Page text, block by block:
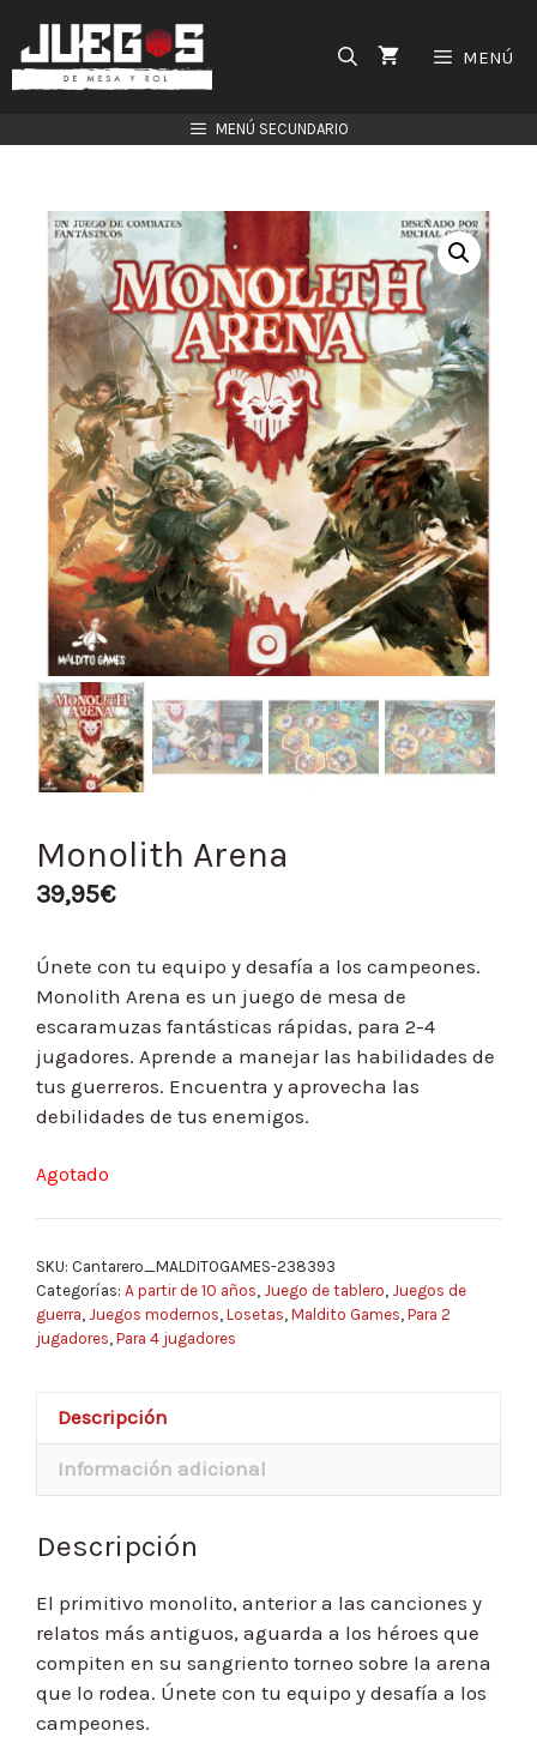
contenido
MENÚ
MENÚ SECUNDARIO
Monolith Arena
39,95€
Únete con tu equipo y desafía a los campeones.
Monolith Arena es un juego de mesa de
escaramuzas fantásticas rápidas, para 2-4
jugadores. Aprende a manejar las habilidades de
tus guerreros. Encuentra y aprovecha las
debilidades de tus enemigos.
Agotado
SKU: Cantarero_MALDITOGAMES-238393
Categorías: A partir de 10 años Juego de tablero Juegos de
guerra Juegos modernos Losetas Maldito Games Para 2
jugadores Para 4 jugadores
Descripción
Información adicional
Descripción
El primitivo monolito, anterior a las canciones y
relatos más antiguos, aguarda a los héroes que
compiten en su sangriento torneo sobre la arena
que lo rodea. Únete con tu equipo y desafía a los
campeones.